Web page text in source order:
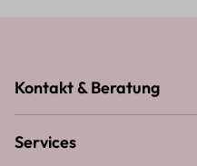
Kontakt & Beratung
Services